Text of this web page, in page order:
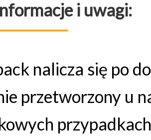
i uwagi:
nalicza się po
przetworzony u